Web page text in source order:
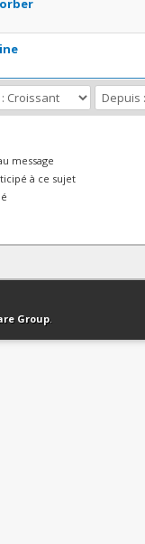
message
à ce sujet
Version bas-débit
Group.